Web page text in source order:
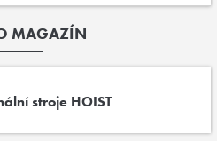
MAGAZÍN
stroje HOIST